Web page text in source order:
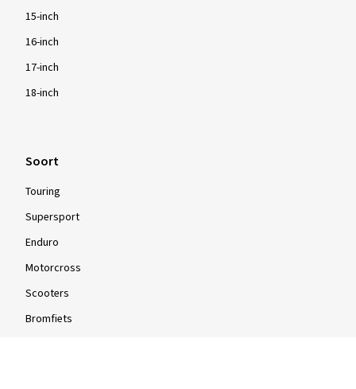
15-inch
16-inch
17-inch
18-inch
Soort
Touring
Supersport
Enduro
Motorcross
Scooters
Bromfiets